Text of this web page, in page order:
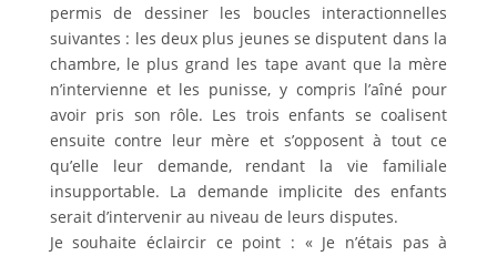
permis de dessiner les boucles interactionnelles
suivantes : les deux plus jeunes se disputent dans la
chambre, le plus grand les tape avant que la mère
n’intervienne et les punisse, y compris l’aîné pour
avoir pris son rôle. Les trois enfants se coalisent
ensuite contre leur mère et s’opposent à tout ce
qu’elle leur demande, rendant la vie familiale
insupportable. La demande implicite des enfants
serait d’intervenir au niveau de leurs disputes.
Je souhaite éclaircir ce point : « Je n’étais pas à